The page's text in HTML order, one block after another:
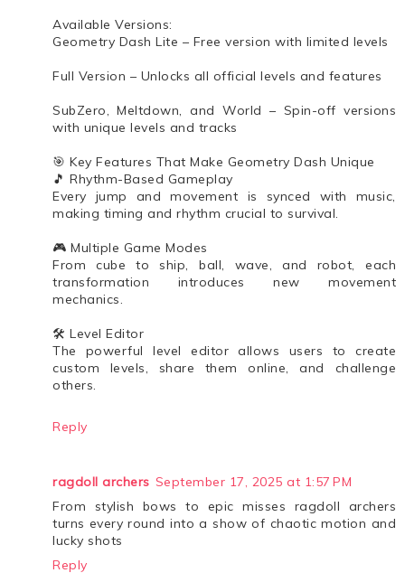
Available Versions:
Geometry Dash Lite – Free version with limited levels
Full Version – Unlocks all official levels and features
SubZero, Meltdown, and World – Spin-off versions
with unique levels and tracks
🎯 Key Features That Make Geometry Dash Unique
🎵 Rhythm-Based Gameplay
Every jump and movement is synced with music,
making timing and rhythm crucial to survival.
🎮 Multiple Game Modes
From cube to ship, ball, wave, and robot, each
transformation introduces new movement
mechanics.
🛠️ Level Editor
The powerful level editor allows users to create
custom levels, share them online, and challenge
others.
Reply
ragdoll archers September 17, 2025 at 1:57 PM
From stylish bows to epic misses ragdoll archers
turns every round into a show of chaotic motion and
lucky shots
Reply